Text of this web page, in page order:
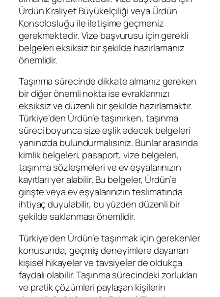
Ürdün Kraliyet Büyükelçiliği veya Ürdün
Konsolosluğu ile iletişime geçmeniz
gerekmektedir. Vize başvurusu için gerekli
belgeleri eksiksiz bir şekilde hazırlamanız
önemlidir.
Taşınma sürecinde dikkate almanız gereken
bir diğer önemli nokta ise evraklarınızı
eksiksiz ve düzenli bir şekilde hazırlamaktır.
Türkiye’den Ürdün’e taşınırken, taşınma
süreci boyunca size eşlik edecek belgeleri
yanınızda bulundurmalısınız. Bunlar arasında
kimlik belgeleri, pasaport, vize belgeleri,
taşınma sözleşmeleri ve ev eşyalarınızın
kayıtları yer alabilir. Bu belgeler, Ürdün’e
girişte veya ev eşyalarınızın teslimatında
ihtiyaç duyulabilir, bu yüzden düzenli bir
şekilde saklanması önemlidir.
Türkiye’den Ürdün’e taşınmak için gerekenler
konusunda, geçmiş deneyimlere dayanan
kişisel hikayeler ve tavsiyeler de oldukça
faydalı olabilir. Taşınma sürecindeki zorlukları
ve pratik çözümleri paylaşan kişilerin